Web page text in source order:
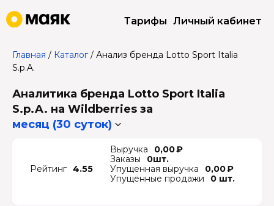
Тарифы Личный кабинет
Главная / Каталог/ Анализ бренда Lotto Sport Italia
S.p.A.
Аналитика бренда Lotto Sport Italia
S.p.A. на Wildberries за
месяц (30 суток)
Рейтинг 4.55
Выручка
0,00 ₽
Заказы
0шт.
Упущенная выручка
0,00 ₽
Упущенные продажи
0 шт.